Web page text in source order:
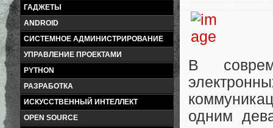
ГАДЖЕТЫ
ANDROID
СИСТЕМНОЕ АДМИНИСТРИРОВАНИЕ
УПРАВЛЕНИЕ ПРОЕКТАМИ
PYTHON
РАЗРАБОТКА
ИСКУССТВЕННЫЙ ИНТЕЛЛЕКТ
OPEN SOURCE
В
одним